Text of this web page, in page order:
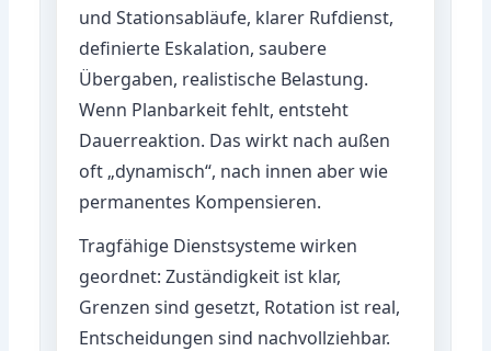
und Stationsabläufe, klarer Rufdienst,
definierte Eskalation, saubere
Übergaben, realistische Belastung.
Wenn Planbarkeit fehlt, entsteht
Dauerreaktion. Das wirkt nach außen
oft „dynamisch“, nach innen aber wie
permanentes Kompensieren.
Tragfähige Dienstsysteme wirken
geordnet: Zuständigkeit ist klar,
Grenzen sind gesetzt, Rotation ist real,
Entscheidungen sind nachvollziehbar.